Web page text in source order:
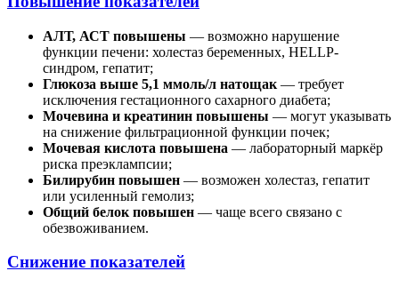
АЛТ, АСТ повышены — возможно нарушение
функции печени: холестаз беременных, HELLP-
синдром, гепатит;
Глюкоза выше 5,1 ммоль/л натощак — требует
исключения гестационного сахарного диабета;
Мочевина и креатинин повышены — могут указывать
на снижение фильтрационной функции почек;
Мочевая кислота повышена — лабораторный маркёр
риска преэклампсии;
Билирубин повышен — возможен холестаз, гепатит
или усиленный гемолиз;
Общий белок повышен — чаще всего связано с
обезвоживанием.
Снижение показателей